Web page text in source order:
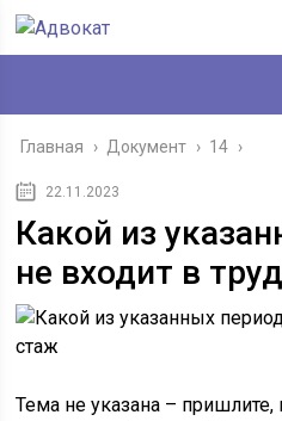
Главная › Документ › 14 ›
22.11.2023
Какой из
не входит в
Тема не указана –